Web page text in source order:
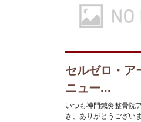
セルゼロ・ア
ニュー...
いつも神門鍼灸整骨院
き、ありがとうござい